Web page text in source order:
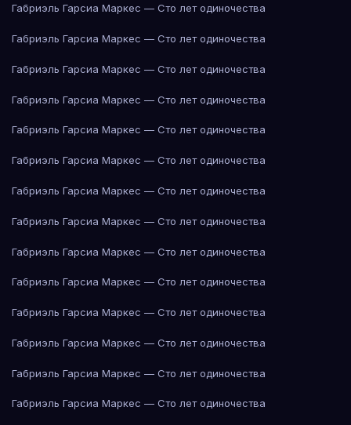
Габриэль Гарсиа Маркес — Сто лет одиночества
Габриэль Гарсиа Маркес — Сто лет одиночества
Габриэль Гарсиа Маркес — Сто лет одиночества
Габриэль Гарсиа Маркес — Сто лет одиночества
Габриэль Гарсиа Маркес — Сто лет одиночества
Габриэль Гарсиа Маркес — Сто лет одиночества
Габриэль Гарсиа Маркес — Сто лет одиночества
Габриэль Гарсиа Маркес — Сто лет одиночества
Габриэль Гарсиа Маркес — Сто лет одиночества
Габриэль Гарсиа Маркес — Сто лет одиночества
Габриэль Гарсиа Маркес — Сто лет одиночества
Габриэль Гарсиа Маркес — Сто лет одиночества
Габриэль Гарсиа Маркес — Сто лет одиночества
Габриэль Гарсиа Маркес — Сто лет одиночества